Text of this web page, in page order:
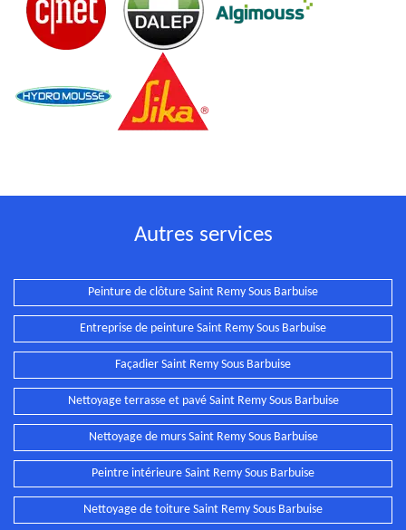
Autres services
Peinture de clôture Saint Remy Sous Barbuise
Entreprise de peinture Saint Remy Sous Barbuise
Façadier Saint Remy Sous Barbuise
Nettoyage terrasse et pavé Saint Remy Sous Barbuise
Nettoyage de murs Saint Remy Sous Barbuise
Peintre intérieure Saint Remy Sous Barbuise
Nettoyage de toiture Saint Remy Sous Barbuise